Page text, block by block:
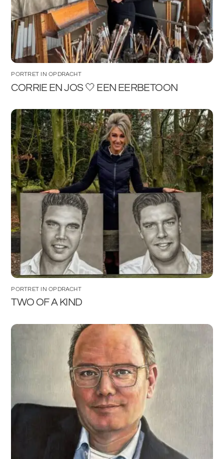
PORTRET IN OPDRACHT
CORRIE EN JOS 🤍 EEN EERBETOON
PORTRET IN OPDRACHT
TWO OF A KIND